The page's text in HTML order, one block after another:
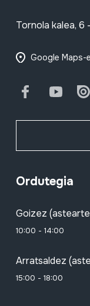
Tornola kalea, 6
Google Maps-
Facebook
Ordutegia
Goizez
10:00 - 14:00
Arratsaldez
15:00 - 18:00